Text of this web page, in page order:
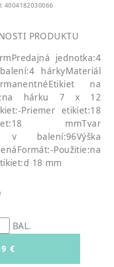
4004182030066
PRODUKTU
Predajná jednotka:4
hárkyMateriál
Etikiet na
hárku 7 x 12
Priemer etikiet:18
mmTvar
v balení:96Výška
Formát:-Použitie:na
18 mm
BAL.